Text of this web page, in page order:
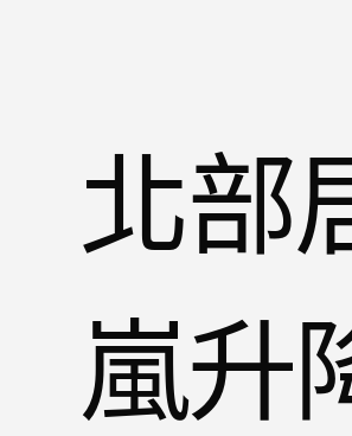
北部
嵐升